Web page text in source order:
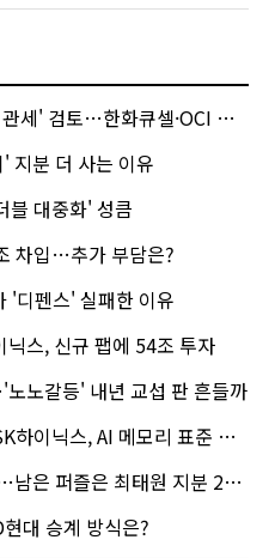
검토…한화큐셀·OCI 영향은?
지분 더 사는 이유
대중화' 성큼
차입…추가 부담은?
'디펜스' 실패한 이유
스, 신규 팹에 54조 투자
노갈등' 내년 교섭 판 흔들까
, AI 메모리 표준 선점 나섰다
퍼즐은 최태원 지분 29.4%
대 승계 방식은?